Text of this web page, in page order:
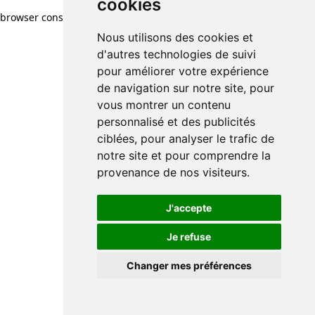
cookies
Nous utilisons des cookies et
d'autres technologies de suivi
pour améliorer votre expérience
de navigation sur notre site, pour
vous montrer un contenu
personnalisé et des publicités
ciblées, pour analyser le trafic de
notre site et pour comprendre la
provenance de nos visiteurs.
J'accepte
Je refuse
Changer mes préférences
browser console for more information)